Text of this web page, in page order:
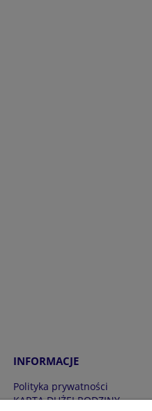
INFORMACJE
Polityka prywatności
KARTA DUŻEJ RODZINY